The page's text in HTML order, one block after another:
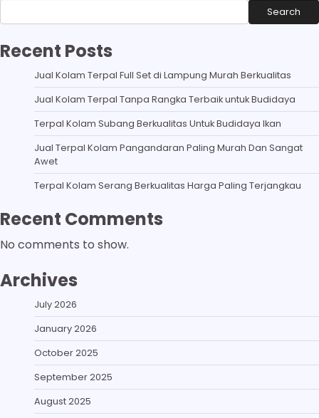
Search
Recent Posts
Jual Kolam Terpal Full Set di Lampung Murah Berkualitas
Jual Kolam Terpal Tanpa Rangka Terbaik untuk Budidaya
Terpal Kolam Subang Berkualitas Untuk Budidaya Ikan
Jual Terpal Kolam Pangandaran Paling Murah Dan Sangat
Awet
Terpal Kolam Serang Berkualitas Harga Paling Terjangkau
Recent Comments
No comments to show.
Archives
July 2026
January 2026
October 2025
September 2025
August 2025